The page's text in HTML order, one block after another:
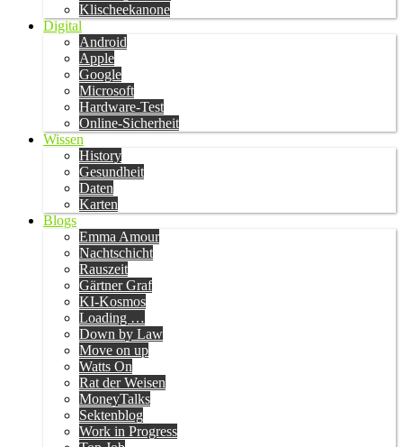
Klischeekanone
Digital
Android
Apple
Google
Microsoft
Hardware-Test
Online-Sicherheit
Wissen
History
Gesundheit
Daten
Karten
Blogs
Emma Amour
Nachtschicht
Rauszeit
Gärtner Graf
KI-Kosmos
Loading …
Down by Law
Move on up
Watts On
Rat der Weisen
MoneyTalks
Sektenblog
Work in Progress